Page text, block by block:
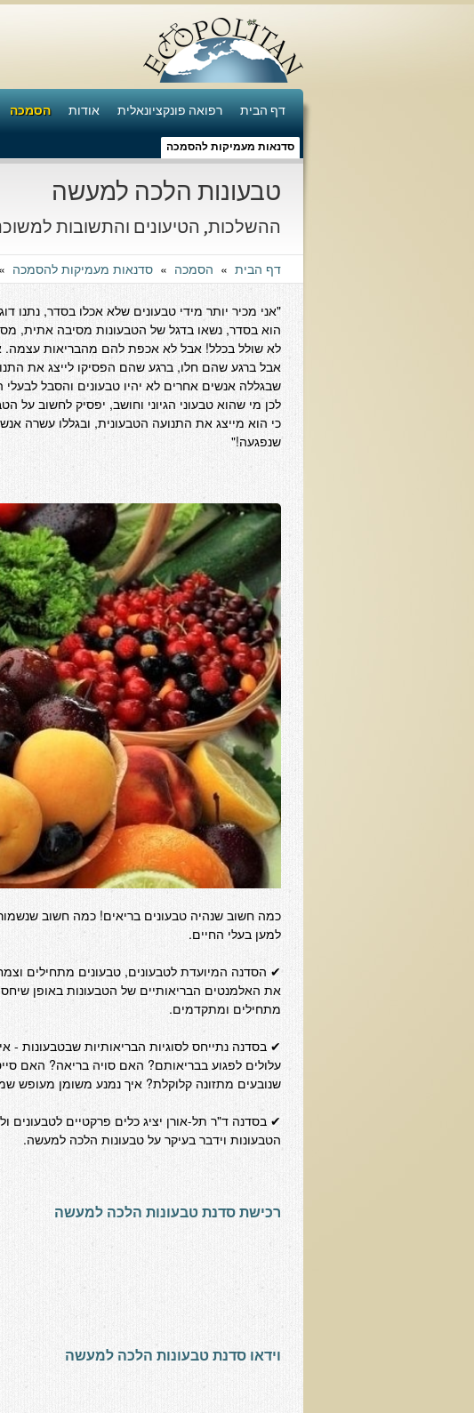
דף הבית רפואה פונקציונאלית אודות הסמכה
סדנאות מעמיקות להסמכה
טבעונות הלכה למעשה
ההשלכות, הטיעונים והתשובות
דף הבית » הסמכה » סדנאות מעמיקות להסמכה »
"אני מכיר יותר מידי טבעונים שלא אכלו בסדר,
הוא בסדר, נשאו בדגל של הטבעונות מסיבה אתית,
לא שולל בכלל! אבל לא אכפת להם מהבריאות עצמה.
אבל ברגע שהם חלו, ברגע שהם הפסיקו לייצג את
שבגללה אנשים אחרים לא יהיו טבעונים והסבל לבעלי
לכן מי שהוא טבעוני הגיוני וחושב, יפסיק לחשוב על
כי הוא מייצג את התנועה הטבעונית, ובגללו עשרה
שנפגעה!"
כמה חשוב שנהיה טבעונים בריאים! כמה חשוב
למען בעלי החיים.
✔ הסדנה המיועדת לטבעונים, טבעונים מתחילים
את האלמנטים הבריאותיים של הטבעונות באופן
מתחילים ומתקדמים.
✔ בסדנה נתייחס לסוגיות הבריאותיות שבטבעונות -
עלולים לפגוע בבריאותם? האם סויה בריאה? האם
שנובעים מתזונה קלוקלת? איך נמנע משומן מעופש
✔ בסדנה ד"ר תל-אורן יציג כלים פרקטיים לטבעונים
הטבעונות וידבר בעיקר על טבעונות הלכה למעשה.
רכישת סדנת טבעונות הלכה למעשה
וידאו סדנת טבעונות הלכה למעשה